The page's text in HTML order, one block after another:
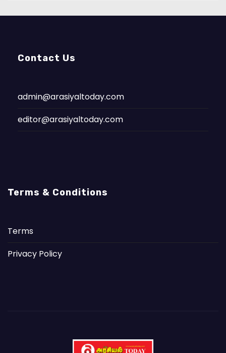
Contact Us
admin@arasiyaltoday.com
editor@arasiyaltoday.com
Terms & Conditions
Terms
Privacy Policy